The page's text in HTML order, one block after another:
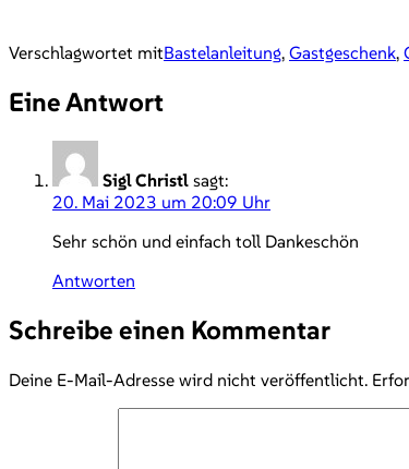
Verschlagwortet mitBastelanleitung, Gastgeschenk,
Eine Antwort
Sigl Christl sagt:
20. Mai 2023 um 20:09 Uhr
Sehr schön und einfach toll Dankeschön
Antworten
Schreibe einen Kommentar
Deine E-Mail-Adresse wird nicht veröffentlicht.